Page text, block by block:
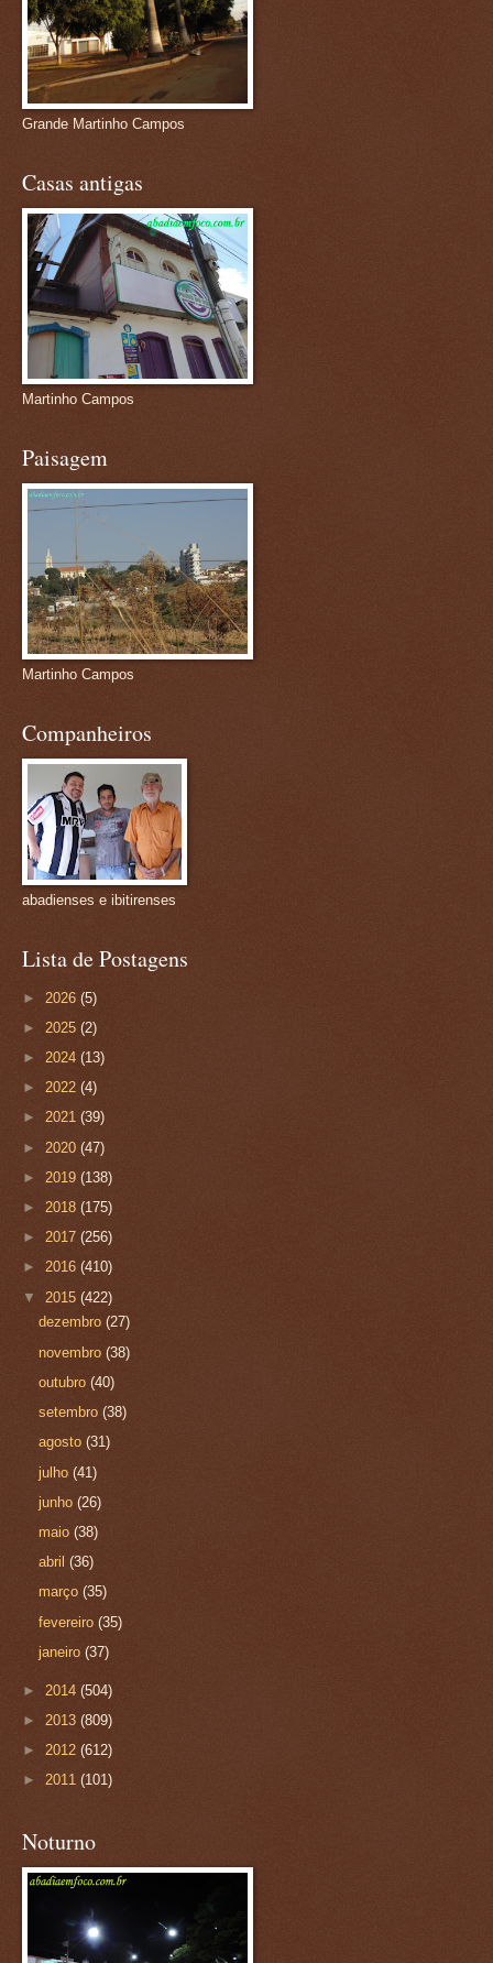
Grande Martinho Campos
Casas antigas
Martinho Campos
Paisagem
Martinho Campos
Companheiros
abadienses e ibitirenses
Lista de Postagens
► 2026 (5)
► 2025 (2)
► 2024 (13)
► 2022 (4)
► 2021 (39)
► 2020 (47)
► 2019 (138)
► 2018 (175)
► 2017 (256)
► 2016 (410)
▼ 2015 (422)
dezembro(27)
novembro(38)
outubro(40)
setembro(38)
agosto(31)
julho(41)
junho(26)
maio(38)
abril(36)
março(35)
fevereiro(35)
janeiro(37)
► 2014 (504)
► 2013 (809)
► 2012 (612)
► 2011 (101)
Noturno